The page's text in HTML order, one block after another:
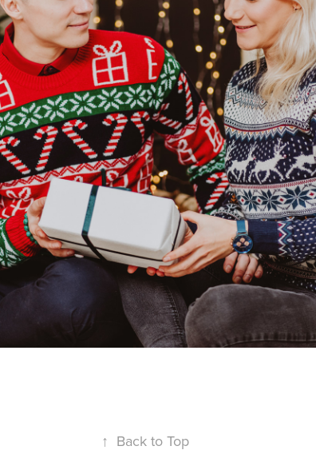
↑ Back to Top